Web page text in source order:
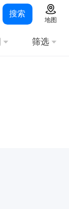
搜索
地图
筛选